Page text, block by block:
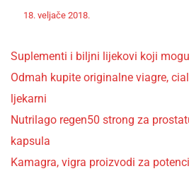
18. veljače 2018.
Suplementi i biljni lijekovi koji
Odmah kupite originalne viagre,
ljekarni
Nutrilago regen50 strong za
kapsula
Kamagra, vigra proizvodi za